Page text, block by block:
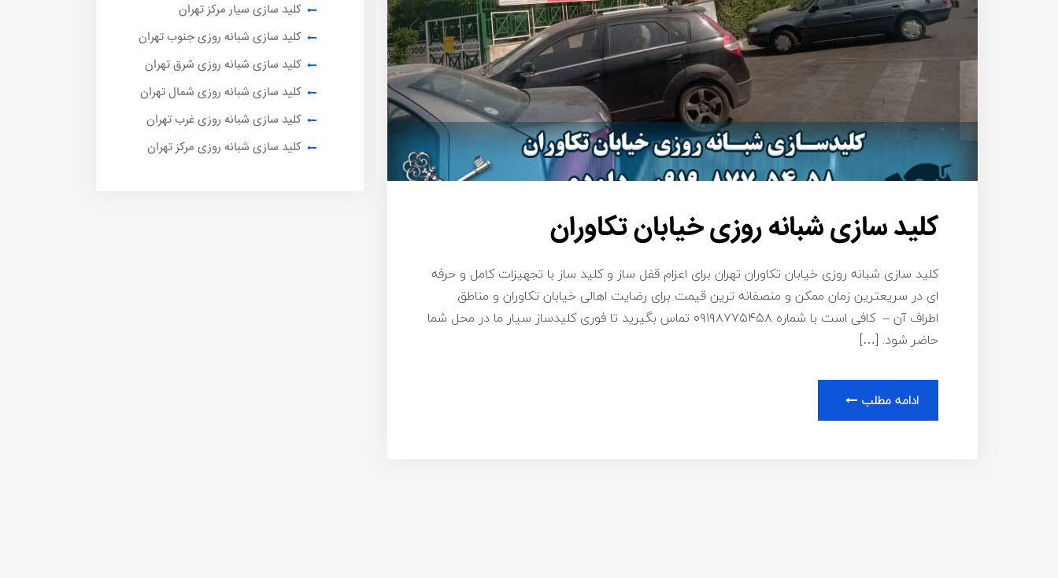
کلید سازی شبانه روزی خیابان تکاوران
کلید سازی شبانه روزی خیابان تکاوران تهران برای اعزام قفل ساز و کلید ساز با تجهیزات کامل و حرفه
ای در سریعترین زمان ممکن و منصفانه ترین قیمت برای رضایت اهالی خیابان تکاوران و مناطق
اطراف آن – کافی است با شماره ۰۹۱۹۸۷۷۵۴۵۸ تماس بگیرید تا فوری کلیدساز سیار ما در محل شما
حاضر شود. […]
ادامه مطلب
کلید سازی سیار مرکز تهران
کلید سازی شبانه روزی جنوب تهران
کلید سازی شبانه روزی شرق تهران
کلید سازی شبانه روزی شمال تهران
کلید سازی شبانه روزی غرب تهران
کلید سازی شبانه روزی مرکز تهران